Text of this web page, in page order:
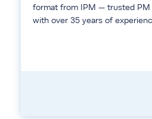
format from IPM — trusted PM
with over 35 years of